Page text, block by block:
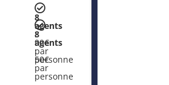
8
agents
:
90€
par
personne
8
agents
:
50€
par
personne